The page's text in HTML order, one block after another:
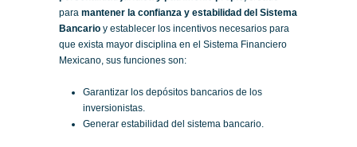
para mantener la confianza y estabilidad del Sistema
Bancario y establecer los incentivos necesarios para
que exista mayor disciplina en el Sistema Financiero
Mexicano, sus funciones son:
Garantizar los depósitos bancarios de los
inversionistas.
Generar estabilidad del sistema bancario.